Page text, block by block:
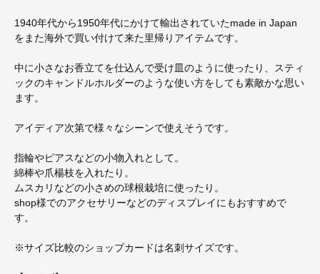
1940年代から1950年代にかけて輸出されていたmade in Japan
をまた海外で買い付けて来た里帰りアイテムです。
中に小さなお香立てを仕込んで受け皿のように使ったり、スティ
ックのキャンドルホルダーのような使い方をしても素敵かな思い
ます。
アイディア次第で様々なシーンで使えそうです。
指輪やピアスなどの小物入れとして。
綿棒や爪楊枝を入れたり。
ムスカリなどの小さめの球根栽培に使ったり。
shop様でのアクセサリーなどのディスプレイにもおすすめで
す。
※サイズ比較のショップカードは名刺サイズです。